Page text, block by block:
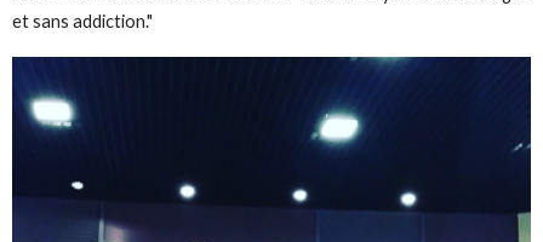
et sans addiction."